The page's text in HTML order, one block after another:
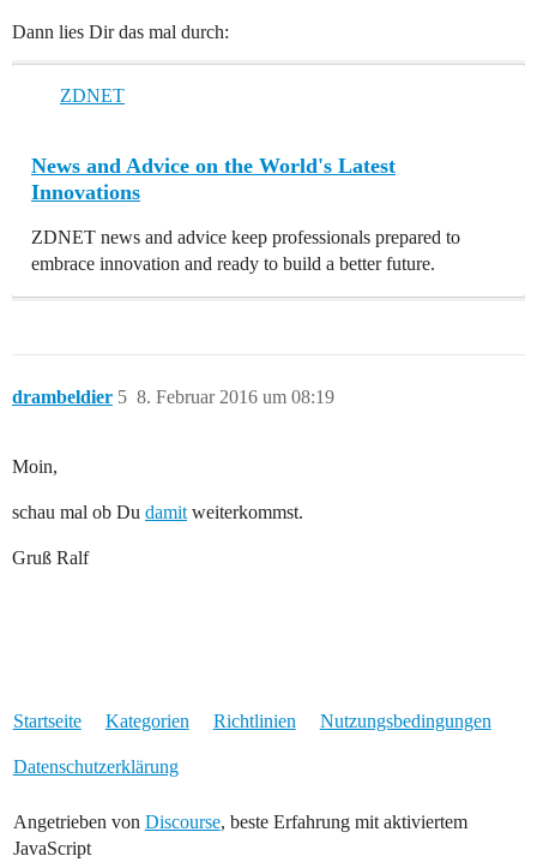
Dann lies Dir das mal durch:
ZDNET
News and Advice on the World's Latest
Innovations
ZDNET news and advice keep professionals prepared to
embrace innovation and ready to build a better future.
drambeldier 8. Februar 2016 um 08:19
5
Moin,
schau mal ob Du damit weiterkommst.
Gruß Ralf
Startseite Kategorien Richtlinien Nutzungsbedingungen
Datenschutzerklärung
Angetrieben von Discourse, beste Erfahrung mit aktiviertem
JavaScript